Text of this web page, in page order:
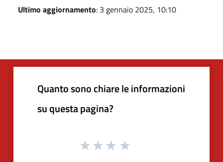
Ultimo aggiornamento: 3 gennaio 2025, 10:10
Quanto sono chiare le informazioni
su questa pagina?